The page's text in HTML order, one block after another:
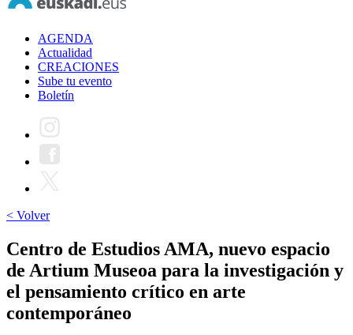
AGENDA
Actualidad
CREACIONES
Sube tu evento
Boletín
< Volver
Centro de Estudios AMA, nuevo espacio
de Artium Museoa para la investigación y
el pensamiento crítico en arte
contemporáneo